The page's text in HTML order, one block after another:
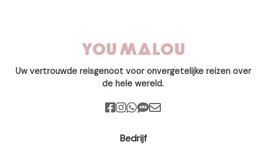
Uw vertrouwde reisgenoot voor onvergetelijke reizen over
de hele wereld.
Bedrijf